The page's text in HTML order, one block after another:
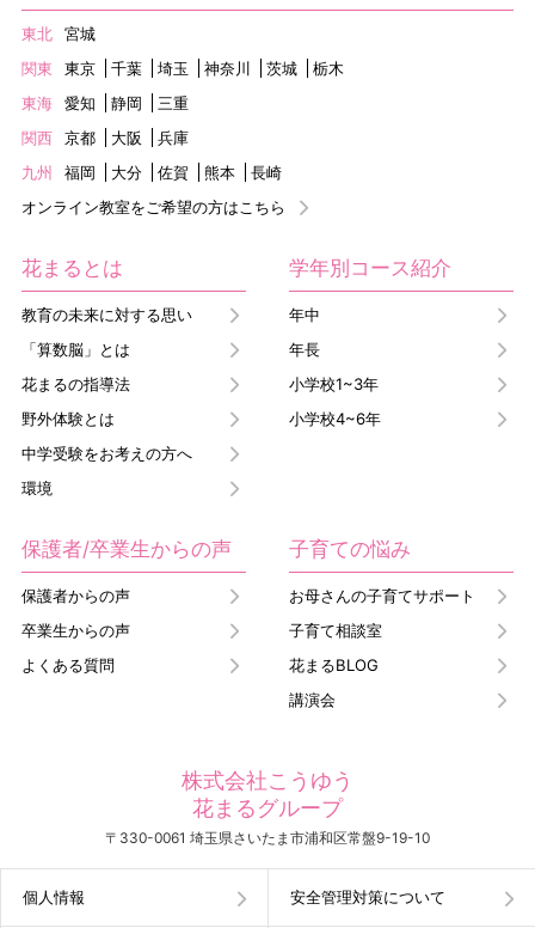
東北
宮城
関東
東京 千葉 埼玉 神奈川 茨城
栃木
東海
愛知 静岡
三重
関西
京都 大阪
兵庫
九州
福岡 大分 佐賀 熊本
長崎
オンライン教室をご希望の方はこちら
花まるとは
教育の未来に対する思い
「算数脳」とは
花まるの指導法
野外体験とは
中学受験をお考えの方へ
環境
学年別コース紹介
年中
年長
小学校1~3年
小学校4~6年
保護者/卒業生からの声
保護者からの声
卒業生からの声
よくある質問
子育ての悩み
お母さんの子育てサポート
子育て相談室
花まるBLOG
講演会
株式会社こうゆう
花まるグループ
〒330-0061 埼玉県さいたま市浦和区常盤9-19-10
個人情報 安全管理対策について